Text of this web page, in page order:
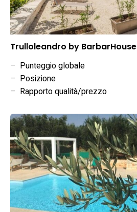
Trulloleandro by BarbarHouse
– Punteggio globale
– Posizione
– Rapporto qualità/prezzo